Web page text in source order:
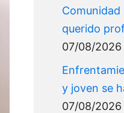
Comunidad
querido
07/08/2026
y joven se
07/08/2026